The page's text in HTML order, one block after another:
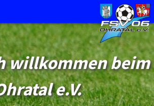
willkommen beim
e.V.